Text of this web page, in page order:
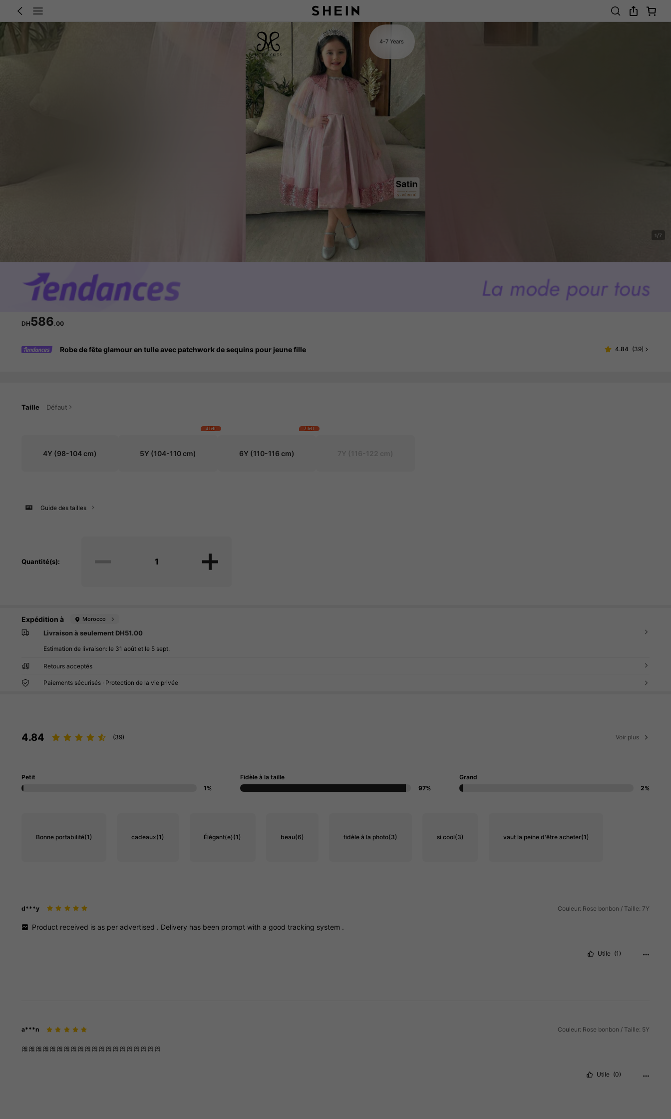
4-7 Years
1/7
DH586.00
Robe de fête glamour en tulle avec patchwork de sequins pour jeune fille 4.84 (39)
Taille Défaut
4Y (98-104 cm) 5Y (104-110 cm)
4 left
6Y (110-116 cm)
2 left
Guide des tailles
Quantité(s):
Expédition à Morocco
Livraison à seulement DH51.00
Estimation de livraison: le 31 août et le 5 sept.
Retours acceptés
Paiements sécurisés · Protection de la vie privée
4.84 (39) Voir plus
Petit
1%
Fidèle à la taille
97%
Grand
2%
Bonne portabilité(1) cadeaux(1) Élégant(e)(1) beau(6) fidèle à la photo(3) si cool(3) vaut la peine d'être acheter(1)
d***y Couleur: Rose bonbon / Taille: 7Y
Product received is as per advertised . Delivery has been promptwith agoodtracking system .
Utile (1)
a***n Couleur: Rose bonbon / Taille: 5Y
🎀🎀🎀🎀🎀🎀🎀🎀🎀🎀🎀🎀🎀🎀🎀🎀🎀🎀🎀🎀
Utile (0)